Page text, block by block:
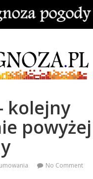
kolejny
powyżej
No Comment